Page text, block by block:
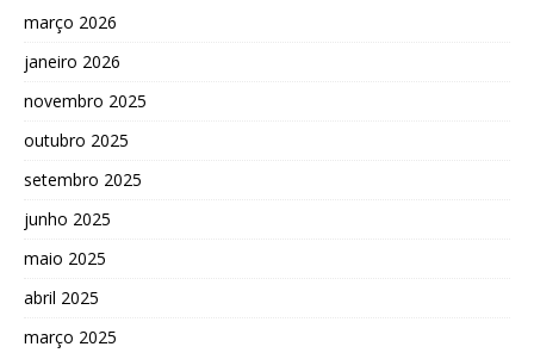
março 2026
janeiro 2026
novembro 2025
outubro 2025
setembro 2025
junho 2025
maio 2025
abril 2025
março 2025